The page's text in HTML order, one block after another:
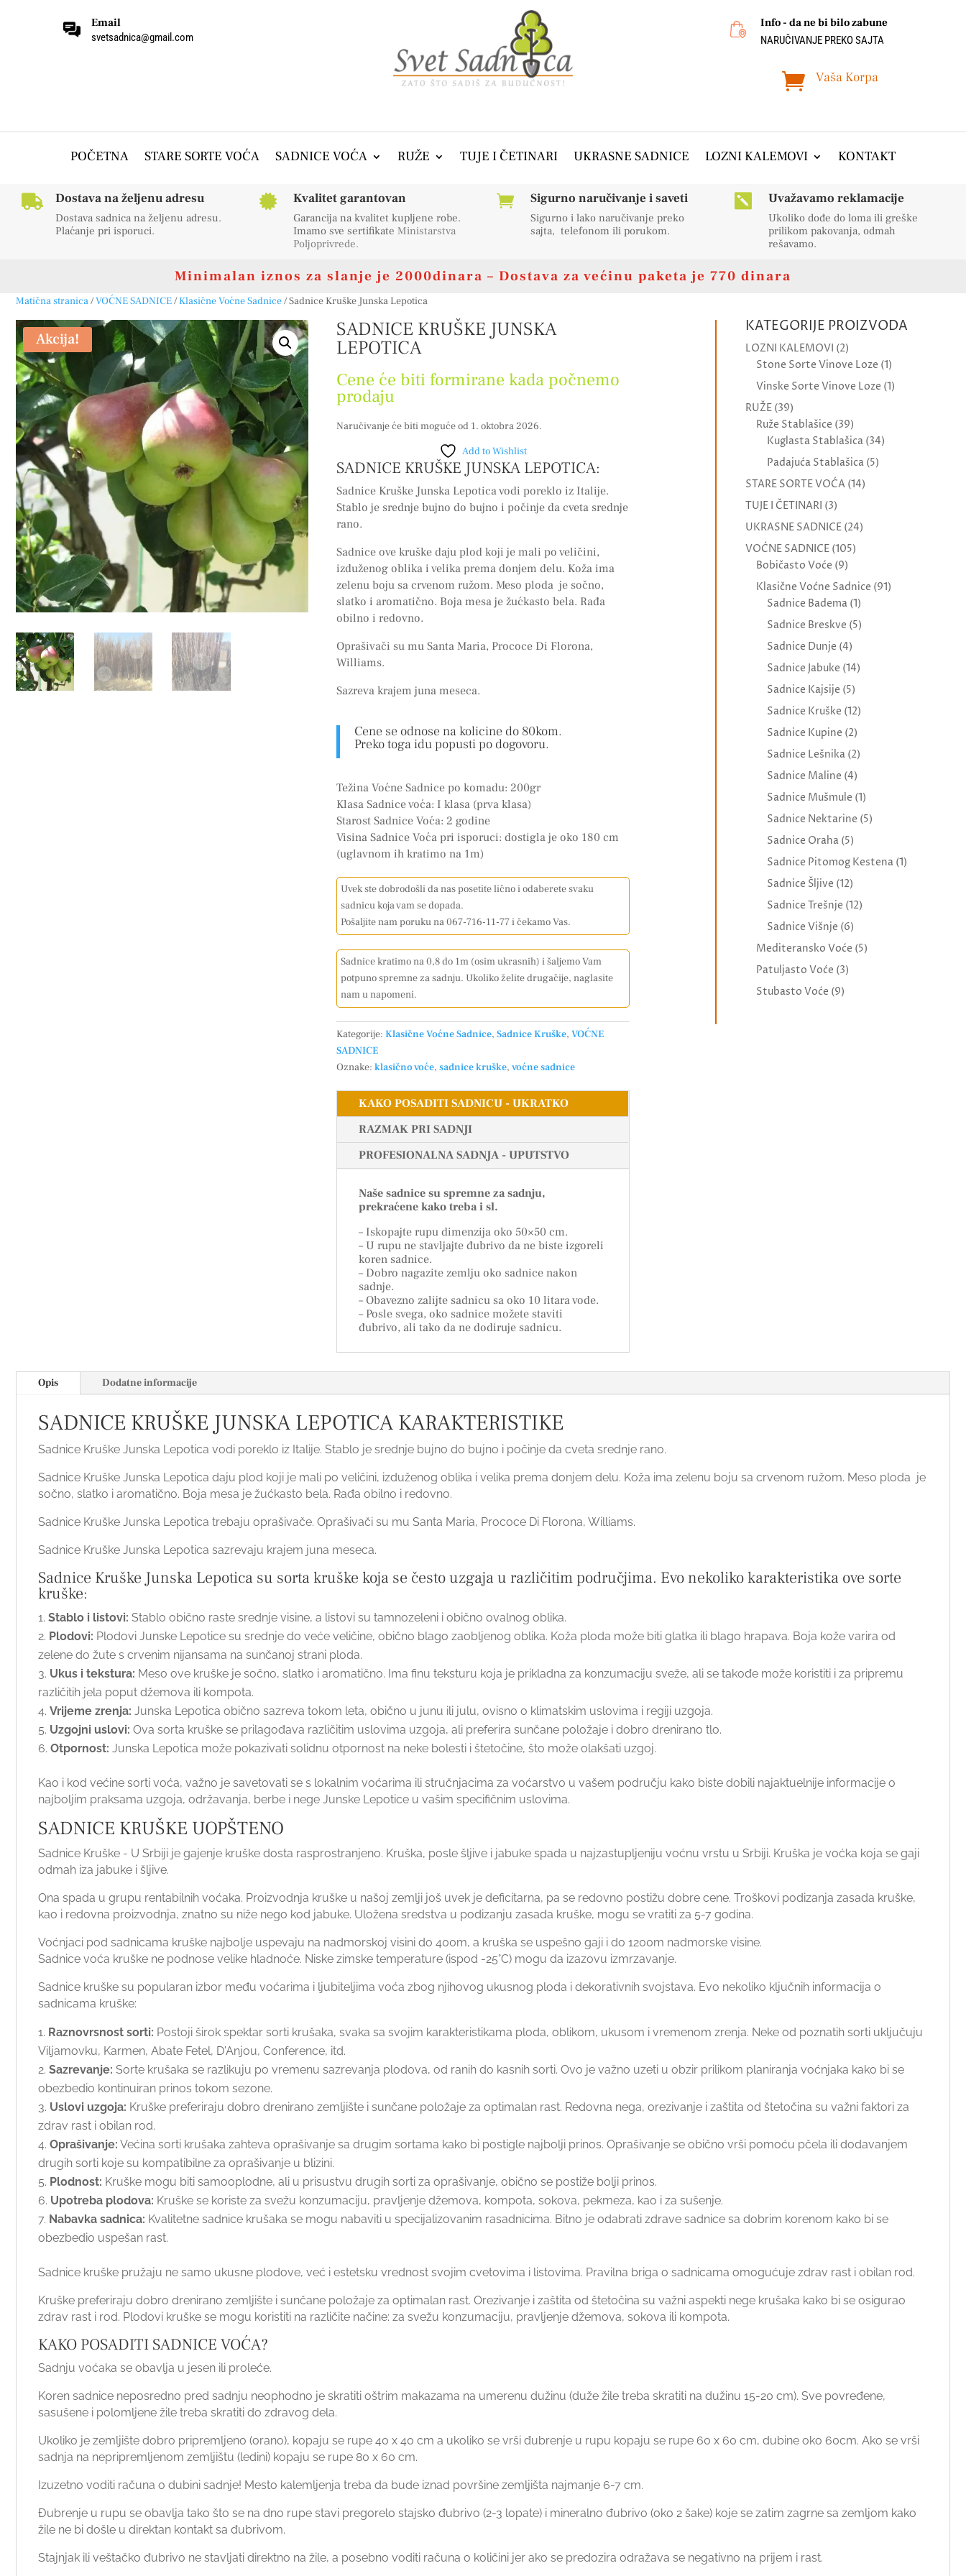
Email
svetsadnica@gmail.com
Info - da ne bi bilo zabune
NARUČIVANJE PREKO SAJTA
 Vaša Korpa
POČETNA STARE SORTE VOĆA SADNICE VOĆA RUŽE TUJE I ČETINARI UKRASNE SADNICE LOZNI KALEMOVI KONTAKT
 Dostava na željenu adresu
Dostava sadnica na željenu adresu.
Plaćanje pri isporuci.
 Kvalitet garantovan
Garancija na kvalitet kupljene robe.
Imamo sve sertifikate Ministarstva
Poljoprivrede.
 Sigurno naručivanje i saveti
Sigurno i lako naručivanje preko
sajta, telefonom ili porukom.
 Uvažavamo reklamacije
Ukoliko dođe do loma ili greške
prilikom pakovanja, odmah
rešavamo.
Minimalan iznos za slanje je 2000dinara – Dostava za većinu paketa je 770 dinara
Matična stranica/VOĆNE SADNICE/Klasične Voćne Sadnice/ Sadnice Kruške Junska Lepotica
Akcija! SADNICE KRUŠKE JUNSKA
LEPOTICA
Cene će biti formirane kada počnemo
prodaju
Naručivanje će biti moguće od 1. oktobra 2026.
Add to Wishlist
SADNICE KRUŠKE JUNSKA LEPOTICA:
Sadnice Kruške Junska Lepotica vodi poreklo iz Italije.
Stablo je srednje bujno do bujno i počinje da cveta srednje
rano.
Sadnice ove kruške daju plod koji je mali po veličini,
izduženog oblika i velika prema donjem delu. Koža ima
zelenu boju sa crvenom ružom. Meso ploda je sočno,
slatko i aromatično. Boja mesa je žućkasto bela. Rađa
obilno i redovno.
Oprašivači su mu Santa Maria, Prococe Di Florona,
Williams.
Sazreva krajem juna meseca.
Cene se odnose na kolicine do 80kom.
Preko toga idu popusti po dogovoru.
Težina Voćne Sadnice po komadu: 200gr
Klasa Sadnice voća: I klasa (prva klasa)
Starost Sadnice Voća: 2 godine
Visina Sadnice Voća pri isporuci: dostigla je oko 180 cm
(uglavnom ih kratimo na 1m)
Uvek ste dobrodošli da nas posetite lično i odaberete svaku
sadnicu koja vam se dopada.
Pošaljite nam poruku na 067-716-11-77 i čekamo Vas.
Sadnice kratimo na 0,8 do 1m (osim ukrasnih) i šaljemo Vam
potpuno spremne za sadnju. Ukoliko želite drugačije, naglasite
nam u napomeni.
Kategorije:Klasične Voćne Sadnice,Sadnice Kruške,VOĆNE
SADNICE
Oznake:klasično voće,sadnice kruške,voćne sadnice
KAKO POSADITI SADNICU - UKRATKO
RAZMAK PRI SADNJI
PROFESIONALNA SADNJA - UPUTSTVO
Naše sadnice su spremne za sadnju,
prekraćene kako treba i sl.
– Iskopajte rupu dimenzija oko 50×50 cm.
– U rupu ne stavljajte đubrivo da ne biste izgoreli
koren sadnice.
– Dobro nagazite zemlju oko sadnice nakon
sadnje.
– Obavezno zalijte sadnicu sa oko 10 litara vode.
– Posle svega, oko sadnice možete staviti
đubrivo, ali tako da ne dodiruje sadnicu.
KATEGORIJE PROIZVODA
LOZNI KALEMOVI (2)
Stone Sorte Vinove Loze (1)
Vinske Sorte Vinove Loze (1)
RUŽE (39)
Ruže Stablašice (39)
Kuglasta Stablašica (34)
Padajuća Stablašica (5)
STARE SORTE VOĆA (14)
TUJE I ČETINARI (3)
UKRASNE SADNICE (24)
VOĆNE SADNICE (105)
Bobičasto Voće (9)
Klasične Voćne Sadnice (91)
Sadnice Badema (1)
Sadnice Breskve (5)
Sadnice Dunje (4)
Sadnice Jabuke (14)
Sadnice Kajsije (5)
Sadnice Kruške (12)
Sadnice Kupine (2)
Sadnice Lešnika (2)
Sadnice Maline (4)
Sadnice Mušmule (1)
Sadnice Nektarine (5)
Sadnice Oraha (5)
Sadnice Pitomog Kestena (1)
Sadnice Šljive (12)
Sadnice Trešnje (12)
Sadnice Višnje (6)
Mediteransko Voće (5)
Patuljasto Voće (3)
Stubasto Voće (9)
Opis Dodatne informacije
SADNICE KRUŠKE JUNSKA LEPOTICA KARAKTERISTIKE
Sadnice Kruške Junska Lepotica vodi poreklo iz Italije. Stablo je srednje bujno do bujno i počinje da cveta srednje rano.
Sadnice Kruške Junska Lepotica daju plod koji je mali po veličini, izduženog oblika i velika prema donjem delu. Koža ima zelenu boju sa crvenom ružom. Meso ploda je
sočno, slatko i aromatično. Boja mesa je žućkasto bela. Rađa obilno i redovno.
Sadnice Kruške Junska Lepotica trebaju oprašivače. Oprašivači su mu Santa Maria, Prococe Di Florona, Williams.
Sadnice Kruške Junska Lepotica sazrevaju krajem juna meseca.
Sadnice Kruške Junska Lepotica su sorta kruške koja se često uzgaja u različitim područjima. Evo nekoliko karakteristika ove sorte
kruške:
Stablo i listovi: Stablo obično raste srednje visine, a listovi su tamnozeleni i obično ovalnog oblika.
Plodovi: Plodovi Junske Lepotice su srednje do veće veličine, obično blago zaobljenog oblika. Koža ploda može biti glatka ili blago hrapava. Boja kože varira od
zelene do žute s crvenim nijansama na sunčanoj strani ploda.
Ukus i tekstura: Meso ove kruške je sočno, slatko i aromatično. Ima finu teksturu koja je prikladna za konzumaciju sveže, ali se takođe može koristiti i za pripremu
različitih jela poput džemova ili kompota.
Vrijeme zrenja: Junska Lepotica obično sazreva tokom leta, obično u junu ili julu, ovisno o klimatskim uslovima i regiji uzgoja.
Uzgojni uslovi: Ova sorta kruške se prilagođava različitim uslovima uzgoja, ali preferira sunčane položaje i dobro drenirano tlo.
Otpornost: Junska Lepotica može pokazivati solidnu otpornost na neke bolesti i štetočine, što može olakšati uzgoj.
Kao i kod većine sorti voća, važno je savetovati se s lokalnim voćarima ili stručnjacima za voćarstvo u vašem području kako biste dobili najaktuelnije informacije o
najboljim praksama uzgoja, održavanja, berbe i nege Junske Lepotice u vašim specifičnim uslovima.
SADNICE KRUŠKE UOPŠTENO
Sadnice Kruške - U Srbiji je gajenje kruške dosta rasprostranjeno. Kruška, posle šljive i jabuke spada u najzastupljeniju voćnu vrstu u Srbiji. Kruška je voćka koja se gaji
odmah iza jabuke i šljive.
Ona spada u grupu rentabilnih voćaka. Proizvodnja kruške u našoj zemlji još uvek je deficitarna, pa se redovno postižu dobre cene. Troškovi podizanja zasada kruške,
kao i redovna proizvodnja, znatno su niže nego kod jabuke. Uložena sredstva u podizanju zasada kruške, mogu se vratiti za 5-7 godina.
Voćnjaci pod sadnicama kruške najbolje uspevaju na nadmorskoj visini do 400m, a kruška se uspešno gaji i do 1200m nadmorske visine.
Sadnice voća kruške ne podnose velike hladnoće. Niske zimske temperature (ispod -25°C) mogu da izazovu izmrzavanje.
Sadnice kruške su popularan izbor među voćarima i ljubiteljima voća zbog njihovog ukusnog ploda i dekorativnih svojstava. Evo nekoliko ključnih informacija o
sadnicama kruške:
Raznovrsnost sorti: Postoji širok spektar sorti krušaka, svaka sa svojim karakteristikama ploda, oblikom, ukusom i vremenom zrenja. Neke od poznatih sorti uključuju
Viljamovku, Karmen, Abate Fetel, D'Anjou, Conference, itd.
Sazrevanje: Sorte krušaka se razlikuju po vremenu sazrevanja plodova, od ranih do kasnih sorti. Ovo je važno uzeti u obzir prilikom planiranja voćnjaka kako bi se
obezbedio kontinuiran prinos tokom sezone.
Uslovi uzgoja: Kruške preferiraju dobro drenirano zemljište i sunčane položaje za optimalan rast. Redovna nega, orezivanje i zaštita od štetočina su važni faktori za
zdrav rast i obilan rod.
Oprašivanje: Većina sorti krušaka zahteva oprašivanje sa drugim sortama kako bi postigle najbolji prinos. Oprašivanje se obično vrši pomoću pčela ili dodavanjem
drugih sorti koje su kompatibilne za oprašivanje u blizini.
Plodnost: Kruške mogu biti samooplodne, ali u prisustvu drugih sorti za oprašivanje, obično se postiže bolji prinos.
Upotreba plodova: Kruške se koriste za svežu konzumaciju, pravljenje džemova, kompota, sokova, pekmeza, kao i za sušenje.
Nabavka sadnica: Kvalitetne sadnice krušaka se mogu nabaviti u specijalizovanim rasadnicima. Bitno je odabrati zdrave sadnice sa dobrim korenom kako bi se
obezbedio uspešan rast.
Sadnice kruške pružaju ne samo ukusne plodove, već i estetsku vrednost svojim cvetovima i listovima. Pravilna briga o sadnicama omogućuje zdrav rast i obilan rod.
Kruške preferiraju dobro drenirano zemljište i sunčane položaje za optimalan rast. Orezivanje i zaštita od štetočina su važni aspekti nege krušaka kako bi se osigurao
zdrav rast i rod. Plodovi kruške se mogu koristiti na različite načine: za svežu konzumaciju, pravljenje džemova, sokova ili kompota.
KAKO POSADITI SADNICE VOĆA?
Sadnju voćaka se obavlja u jesen ili proleće.
Koren sadnice neposredno pred sadnju neophodno je skratiti oštrim makazama na umerenu dužinu (duže žile treba skratiti na dužinu 15-20 cm). Sve povređene,
sasušene i polomljene žile treba skratiti do zdravog dela.
Ukoliko je zemljište dobro pripremljeno (orano), kopaju se rupe 40 x 40 cm a ukoliko se vrši đubrenje u rupu kopaju se rupe 60 x 60 cm, dubine oko 60cm. Ako se vrši
sadnja na nepripremljenom zemljištu (ledini) kopaju se rupe 80 x 60 cm.
Izuzetno voditi računa o dubini sadnje! Mesto kalemljenja treba da bude iznad površine zemljišta najmanje 6-7 cm.
Đubrenje u rupu se obavlja tako što se na dno rupe stavi pregorelo stajsko đubrivo (2-3 lopate) i mineralno đubrivo (oko 2 šake) koje se zatim zagrne sa zemljom kako
žile ne bi došle u direktan kontakt sa đubrivom.
Stajnjak ili veštačko đubrivo ne stavljati direktno na žile, a posebno voditi računa o količini jer ako se predozira odražava se negativno na prijem i rast.